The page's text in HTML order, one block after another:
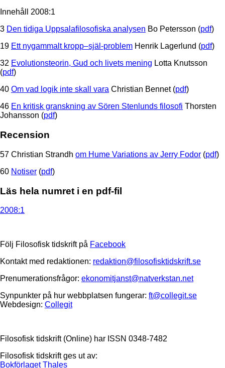
Innehåll 2008:1
3 Den tidiga Uppsalafilosofiska analysen Bo Petersson (pdf)
19 Ett nygammalt kropp–själ-problem Henrik Lagerlund (pdf)
32 Evolutionsteorin, Gud och livets mening Lotta Knutsson
(pdf)
40 Om vad logik inte skall vara Christian Bennet (pdf)
46 En kritisk granskning av Sören Stenlunds filosofi Thorsten
Johansson (pdf)
Recension
57 Christian Strandh om Hume Variations av Jerry Fodor (pdf)
60 Notiser (pdf)
Läs hela numret i en pdf-fil
2008:1
Följ Filosofisk tidskrift på Facebook
Kontakt med redaktionen: redaktion@filosofisktidskrift.se
Prenumerationsfrågor: ekonomitjanst@natverkstan.net
Synpunkter på hur webbplatsen fungerar: ft@collegit.se
Webdesign: Collegit
Filosofisk tidskrift (Online) har ISSN 0348-7482
Filosofisk tidskrift ges ut av:
Bokförlaget Thales